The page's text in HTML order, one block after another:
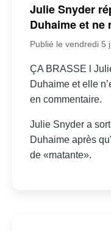
Julie Snyder
Duhaime et ne
Publié le vendredi 5
ÇA BRASSE l
Duhaime et elle
en commentaire.
Julie Snyder a
Duhaime après
de «matante».